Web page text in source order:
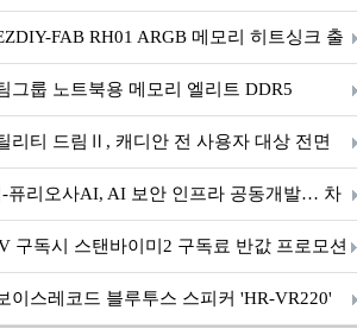
FAB RH01 ARGB 메모리 히트싱크 출
그룹 노트북용 메모리 엘리트 DDR5
리티 드림Ⅱ, 캐디안 전 사용자 대상 전면
-퓨리오사AI, AI 보안 인프라 공동개발… 차
축
구독시 스탠바이미2 구독료 반값 프로모션
이스레코드 블루투스 스피커 'HR-VR220'